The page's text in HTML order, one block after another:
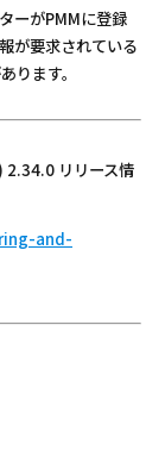
ーがPMMに登録
が要求されている
ります。
リリース情
and-